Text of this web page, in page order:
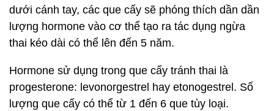
dưới cánh tay, các que cấy sẽ phóng thích dần dần
lượng hormone vào cơ thể tạo ra tác dụng ngừa
thai kéo dài có thể lên đến 5 năm.
Hormone sử dụng trong que cấy tránh thai là
progesterone: levonorgestrel hay etonogestrel. Số
lượng que cấy có thể từ 1 đến 6 que tùy loại.